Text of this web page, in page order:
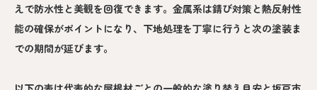
えで防水性と美観を回復できます。金属系は錆び対策と熱反射性
能の確保がポイントになり、下地処理を丁寧に行うと次の塗装ま
での期間が延びます。